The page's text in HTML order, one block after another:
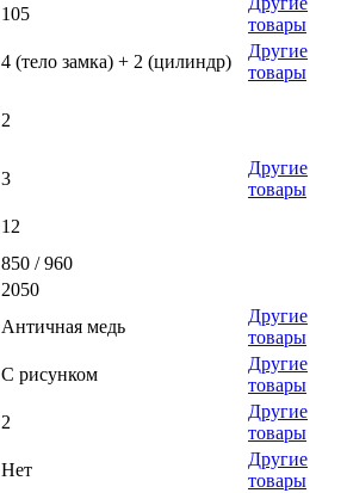
105
товары
4 (тело замка) + 2 (цилиндр)
Другие
товары
2
3
Другие
товары
12
850 / 960
2050
Античная медь
Другие
товары
С рисунком
Другие
товары
2
Другие
товары
Нет
Другие
товары